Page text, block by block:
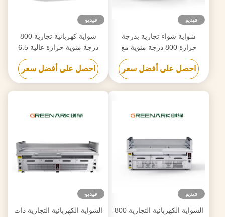
فيديو
شواية شواء تجارية بدرجة
حرارة 800 درجة مئوية مع
منطقة تسوية مزدوجة
احصل على أفضل سعر
فيديو
شواية كهربائية تجارية 800
درجة مئوية حرارة عالية 6.5
كيلو واط معتمدة من CE
احصل على أفضل سعر
فيديو
الشواية الكهربائية التجارية 800
فيديو
الشواية الكهربائية التجارية ذات